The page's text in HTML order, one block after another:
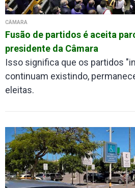
CÂMARA
Fusão de partidos é aceita
presidente da Câmara
Isso significa que os partidos
continuam existindo,
eleitas.